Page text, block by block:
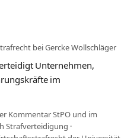
bei Gercke Wollschläger
Unternehmen,
im
Kommentar StPO und im
Strafverteidigung ·